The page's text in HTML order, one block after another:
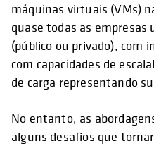
máquinas virtuais (VMs)
quase todas as
(público ou privado), com
com capacidades de
de carga representando
No entanto, as
alguns desafios que